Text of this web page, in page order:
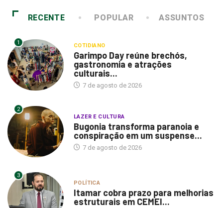
RECENTE POPULAR ASSUNTOS
1 COTIDIANO
Garimpo Day reúne brechós,
gastronomia e atrações
culturais...
7 de agosto de 2026
2
LAZER E CULTURA
Bugonia transforma paranoia e
conspiração em um suspense...
7 de agosto de 2026
3
POLÍTICA
Itamar cobra prazo para melhorias
estruturais em CEMEI...